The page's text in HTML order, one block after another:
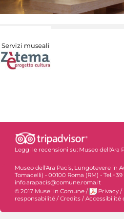
Servizi museali
Leggi le recensioni su: Museo dell'Ara
Museo dell'Ara Pacis, Lungotevere in
Tomacelli) - 00100 Roma (RM) -
info.arapacis@comune.roma.it
© 2017 Musei in Comune / Privacy /
responsabilité / Credits / Accessibilité